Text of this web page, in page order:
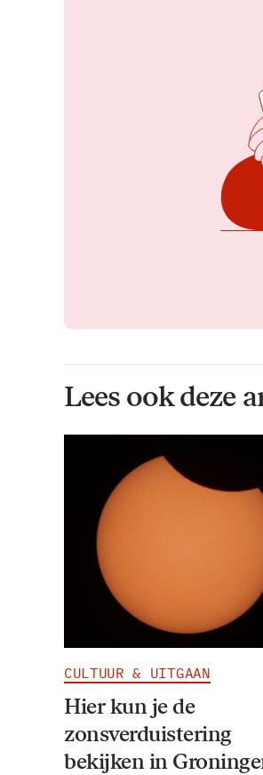
Lees ook deze
CULTUUR & UITGAAN
Hier kun je de
zonsverduistering
bekijken in